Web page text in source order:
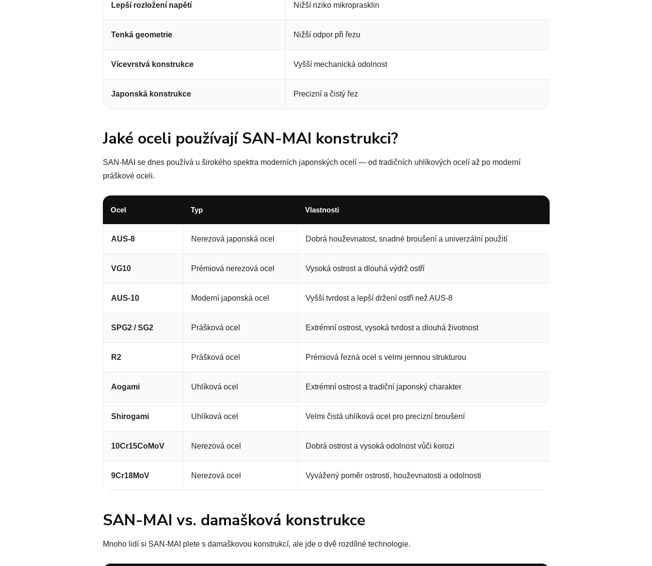
Lepší rozložení napětí Nižší riziko mikroprasklin
Tenká geometrie Nižší odpor při řezu
Vícevrstvá konstrukce Vyšší mechanická odolnost
Japonská konstrukce Precizní a čistý řez
Jaké oceli používají SAN-MAI konstrukci?
SAN-MAI se dnes používá u širokého spektra moderních japonských ocelí — od tradičních uhlíkových ocelí až po moderní
práškové oceli.
Ocel Typ Vlastnosti
AUS-8 Nerezová japonská ocel Dobrá houževnatost, snadné broušení a univerzální použití
VG10 Prémiová nerezová ocel Vysoká ostrost a dlouhá výdrž ostří
AUS-10 Moderní japonská ocel Vyšší tvrdost a lepší držení ostří než AUS-8
SPG2 / SG2 Prášková ocel Extrémní ostrost, vysoká tvrdost a dlouhá životnost
R2 Prášková ocel Prémiová řezná ocel s velmi jemnou strukturou
Aogami Uhlíková ocel Extrémní ostrost a tradiční japonský charakter
Shirogami Uhlíková ocel Velmi čistá uhlíková ocel pro precizní broušení
10Cr15CoMoV Nerezová ocel Dobrá ostrost a vysoká odolnost vůči korozi
9Cr18MoV Nerezová ocel Vyvážený poměr ostrosti, houževnatosti a odolnosti
SAN-MAI vs. damašková konstrukce
Mnoho lidí si SAN-MAI plete s damaškovou konstrukcí, ale jde o dvě rozdílné technologie.